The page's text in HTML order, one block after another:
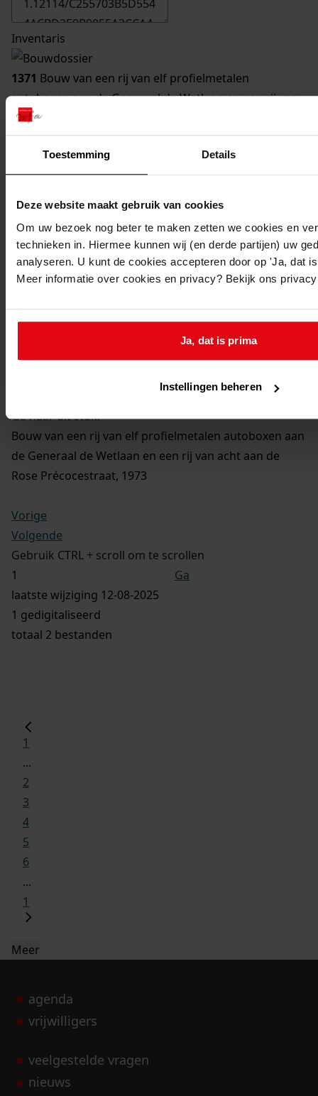
Toestemming Details
Deze website maakt gebruik van cookies
Om uw bezoek nog beter te maken zetten we cookies en
technieken in. Hiermee kunnen wij (en derde partijen) uw
analyseren. U kunt de cookies accepteren door op 'Ja, dat
Meer informatie over cookies en privacy? Bekijk ons
Ja, dat is prima
Instellingen beheren
Inventaris
1371 Bouw van een rij van elf profielmetalen
autoboxen aan de Generaal de Wetlaan en een rij van
acht aan de Rose Précocestraat, 1973
Datering:
Beschrijving:
Bouw van een rij van elf profielmetalen autoboxen aan
Rose Précocestraat
Datum vergunning:
17-07-1973
Andijk, Rose Précocestraat 2, 2, 2, 2, 2, 2, 2, 2
Ga naar dit stuk:
Bouw van een rij van elf profielmetalen autoboxen aan
de Generaal de Wetlaan en een rij van acht aan de
Rose Précocestraat, 1973
Vorige
Volgende
Gebruik CTRL + scroll om te scrollen
Ga
laatste wijziging 12-08-2025
1 gedigitaliseerd
totaal 2 bestanden
1
...
2
3
4
5
6
...
1
Meer
agenda
vrijwilligers
veelgestelde vragen
nieuws